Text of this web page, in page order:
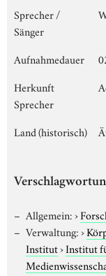
Sprecher /
Sänger
Aufnahmedauer
Herkunft
Sprecher
Land (historisch)
Allgemein:›
Verwaltung:›
Institut›Institut